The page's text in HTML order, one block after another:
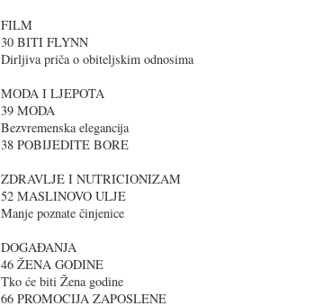
FILM
30 BITI FLYNN
Dirljiva priča o obiteljskim odnosima
MODA I LJEPOTA
39 MODA
Bezvremenska elegancija
38 POBIJEDITE BORE
ZDRAVLJE I NUTRICIONIZAM
52 MASLINOVO ULJE
Manje poznate činjenice
DOGAĐANJA
46 ŽENA GODINE
Tko će biti Žena godine
66 PROMOCIJA ZAPOSLENE